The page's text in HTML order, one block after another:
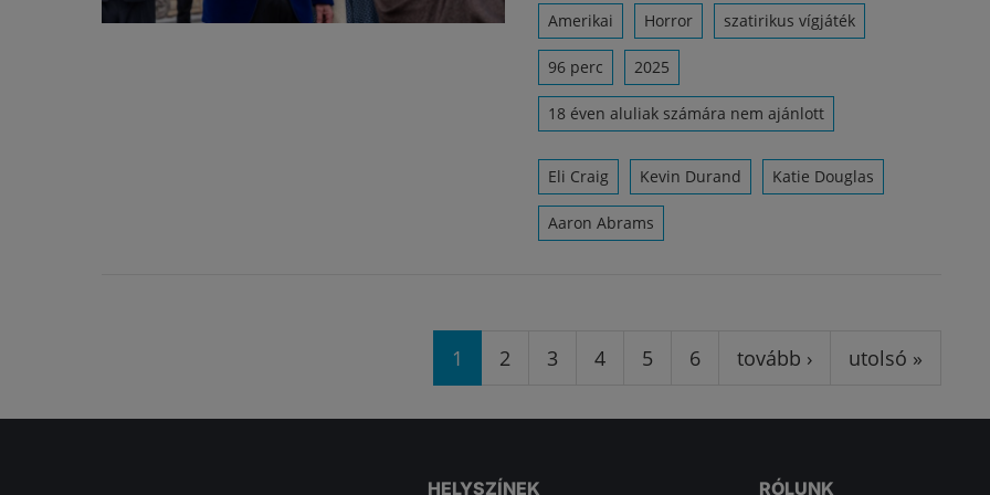
Amerikai Horror szatirikus vígjáték
96 perc 2025
18 éven aluliak számára nem ajánlott
Eli Craig Kevin Durand Katie Douglas
Aaron Abrams
1 2 3 4 5 6 tovább › utolsó »
HELYSZÍNEK RÓLUNK